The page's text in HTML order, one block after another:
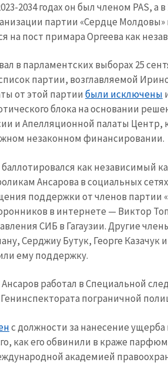
2034 годах он был членом PAS, а в
партии «Сердце Молдовы»
на пост примара Оргеева как
в парламентских выборах 25
партии, возглавляемой
от этой партии были исключены
блока на основании
и Апелляционной палаты Центр,
незаконном финансировании.
как независимый
Ансарова в социальных
поддержки от членов партии
в интернете — Виктор
СИБ в Гагаузии. Другие
Серджиу Бутук, Георге Казачук
ему поддержку.
работал в Специальной
пограничной
с должности за нанесение
как его обвинили в краже
академией